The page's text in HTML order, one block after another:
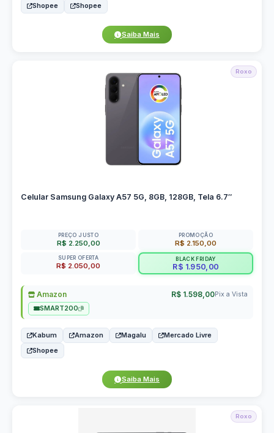
Shopee
Shopee
Saiba Mais
Roxo
Celular Samsung Galaxy A57 5G, 8GB, 128GB, Tela 6.7″
PREÇO JUSTO
R$ 2.250,00
PROMOÇÃO
R$ 2.150,00
SUPER OFERTA
R$ 2.050,00
BLACK FRIDAY
R$ 1.950,00
Amazon R$ 1.598,00Pix a Vista
SMART200
Kabum Amazon Magalu
Mercado Livre
Shopee
Saiba Mais
Roxo